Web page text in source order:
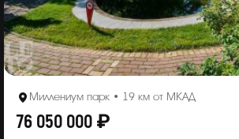
Миллениум парк • 19 км от МКАД
76 050 000 ₽